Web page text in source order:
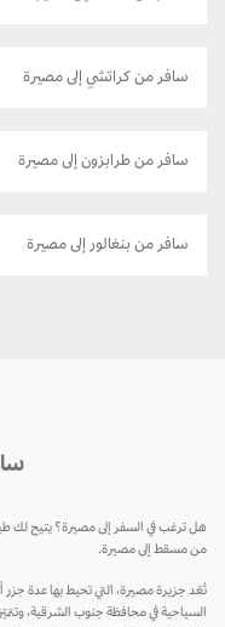
سافر من كراتشي إلى مصيرة
سافر من طرابزون إلى مصيرة
سافر من بنغالور إلى مصيرة
هل ترغب في السفر إلى مصيرة؟ يتيح لك
من مسقط إلى مصيرة.
تُعّد جزيرة مصيرة، التي تحيط بها عدة
السياحية في محافظة جنوب الشرقية، وتتميّز